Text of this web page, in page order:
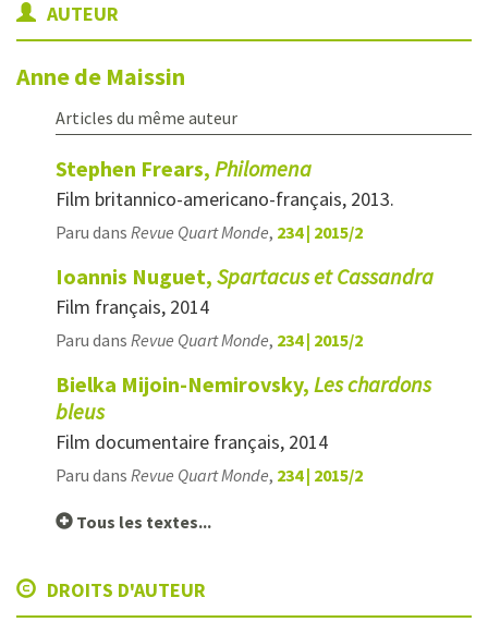
AUTEUR
Anne de Maissin
Articles du même auteur
Stephen Frears, Philomena
Film britannico-americano-français, 2013.
Paru dans Revue Quart Monde, 234 | 2015/2
Ioannis Nuguet, Spartacus et Cassandra
Film français, 2014
Paru dans Revue Quart Monde, 234 | 2015/2
Bielka Mijoin-Nemirovsky, Les chardons
bleus
Film documentaire français, 2014
Paru dans Revue Quart Monde, 234 | 2015/2
Tous les textes...
DROITS D'AUTEUR